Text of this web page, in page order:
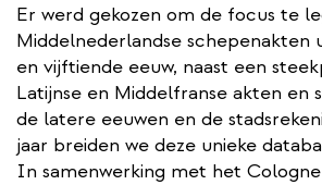
Er werd gekozen om de focus te
Middelnederlandse schepenakten
en vijftiende eeuw, naast een
Latijnse en Middelfranse akten en
de latere eeuwen en de
jaar breiden we deze unieke
In samenwerking met het